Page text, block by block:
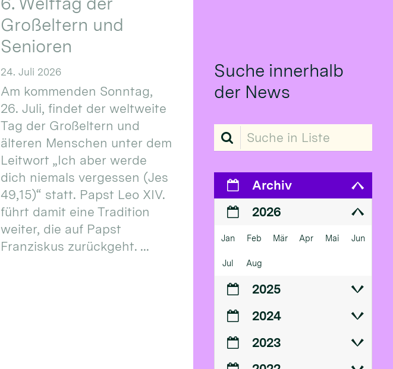
Großeltern und
Senioren
24. Juli 2026
Am kommenden Sonntag,
26. Juli, findet der weltweite
Tag der Großeltern und
älteren Menschen unter dem
Leitwort „Ich aber werde
dich niemals vergessen (Jes
49,15)“ statt. Papst Leo XIV.
führt damit eine Tradition
weiter, die auf Papst
Franziskus zurückgeht. ...
Suche innerhalb
der News
Suche in Liste
Archiv
2026
Jan Feb Mär Apr Mai Jun
Jul Aug
2025
2024
2023